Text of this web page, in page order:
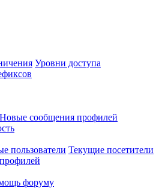
Уровни доступа
Новые сообщения профилей
пользователи Текущие посетители
форуму